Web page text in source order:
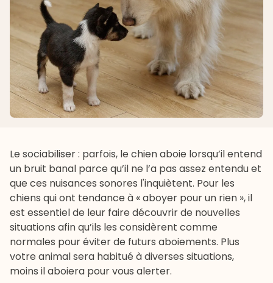
Le sociabiliser : parfois, le chien aboie lorsqu’il entend
un bruit banal parce qu’il ne l’a pas assez entendu et
que ces nuisances sonores l'inquiètent. Pour les
chiens qui ont tendance à « aboyer pour un rien », il
est essentiel de leur faire découvrir de nouvelles
situations afin qu’ils les considèrent comme
normales pour éviter de futurs aboiements. Plus
votre animal sera habitué à diverses situations,
moins il aboiera pour vous alerter.